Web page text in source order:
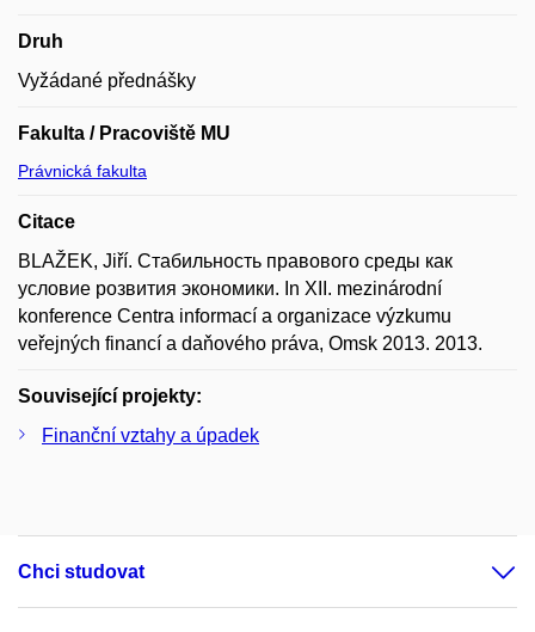
Druh
Vyžádané přednášky
Fakulta / Pracoviště MU
Právnická fakulta
Citace
BLAŽEK, Jiří. Стабильность правового среды как
условие розвития экономики. In XII. mezinárodní
konference Centra informací a organizace výzkumu
veřejných financí a daňového práva, Omsk 2013. 2013.
Související projekty:
Finanční vztahy a úpadek
Chci studovat